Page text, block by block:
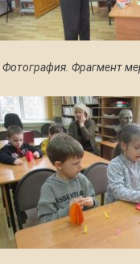
Фотография. Фрагмент